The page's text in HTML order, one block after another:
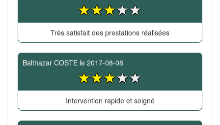
Très satisfait des prestations réalisées
Balthazar COSTE le 2017-08-08
Intervention rapide et soigné